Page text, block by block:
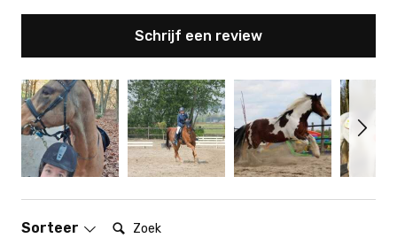
Schrijf een review
Sorteer Zoek: